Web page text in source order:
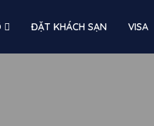
ĐẶT KHÁCH SẠN VISA